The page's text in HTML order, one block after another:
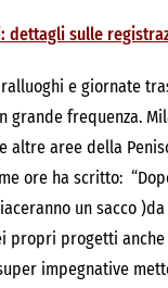
dettagli sulle
e giornate
grande frequenza.
altre aree della
ore ha scritto:
un sacco
propri progetti
impegnative